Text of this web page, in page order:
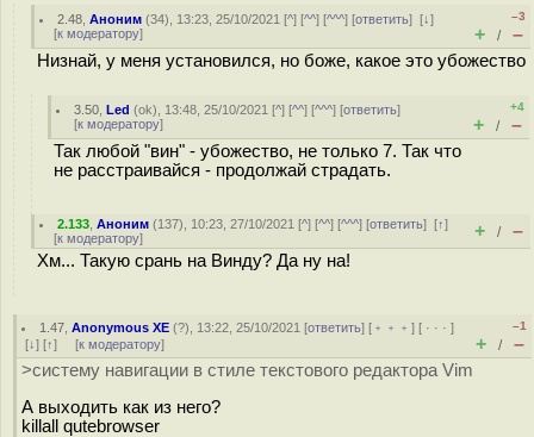
2.48 ,Аноним (34), 13:23, 25/10/2021 [^] [^^] [^^^] [ответить][↓]
[к модератору]
–3
+ / –
Низнай, у меня установился, но боже, какое это убожество
3.50 ,Led (ok), 13:48, 25/10/2021 [^] [^^] [^^^] [ответить]
[к модератору]
+4
+ / –
Так любой "вин" - убожество, не только 7. Так что
не расстраивайся - продолжай страдать.
2.133 ,Аноним (137), 10:23, 27/10/2021 [^] [^^] [^^^] [ответить][↑]
[к модератору] + / –
Хм... Такую срань на Винду? Да ну на!
1.47 ,Anonymous XE (?), 13:22, 25/10/2021 [ответить] [ ﹢﹢﹢] [ · · ·]
[↓] [↑] [к модератору]
–1
+ / –
>систему навигации в стиле текстового редактора Vim
А выходить как из него?
killall qutebrowser